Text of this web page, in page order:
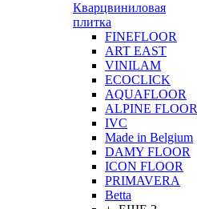
Кварцвиниловая
плитка
FINEFLOOR
ART EAST
VINILAM
ECOCLICK
AQUAFLOOR
ALPINE FLOOR
IVC
Made in Belgium
DAMY FLOOR
ICON FLOOR
PRIMAVERA
Betta